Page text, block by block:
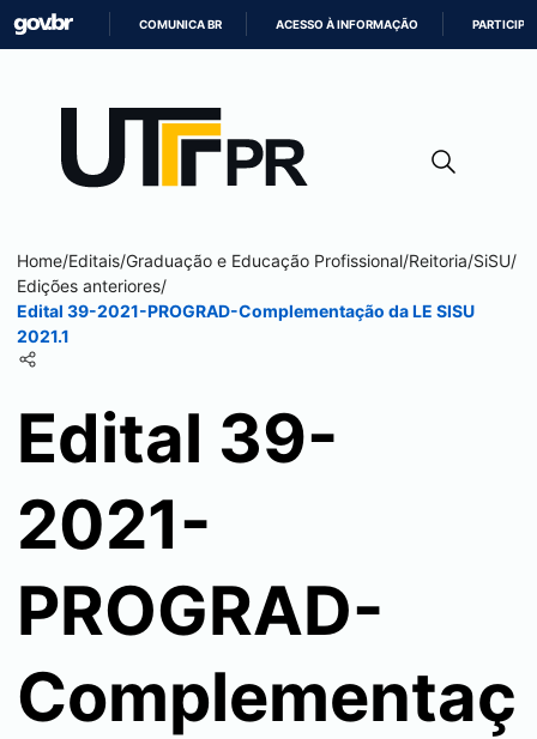
CONTEÚDO
COMUNICA BR ACESSO À INFORMAÇÃO PARTICIPE
Home/Editais/Graduação e Educação Profissional/Reitoria/SiSU/
Edições anteriores/
Edital 39-2021-PROGRAD-Complementação da LE SISU
2021.1
Edital 39-
2021-
PROGRAD-
Complementaç